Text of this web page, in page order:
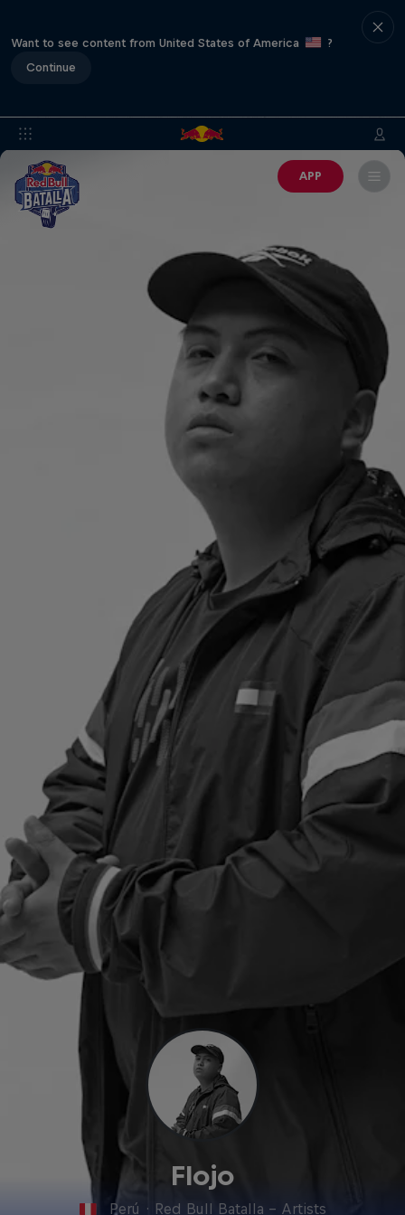
Want to see content from United States of America
?
Continue
APP
Flojo
Perú · Red Bull Batalla - Artists